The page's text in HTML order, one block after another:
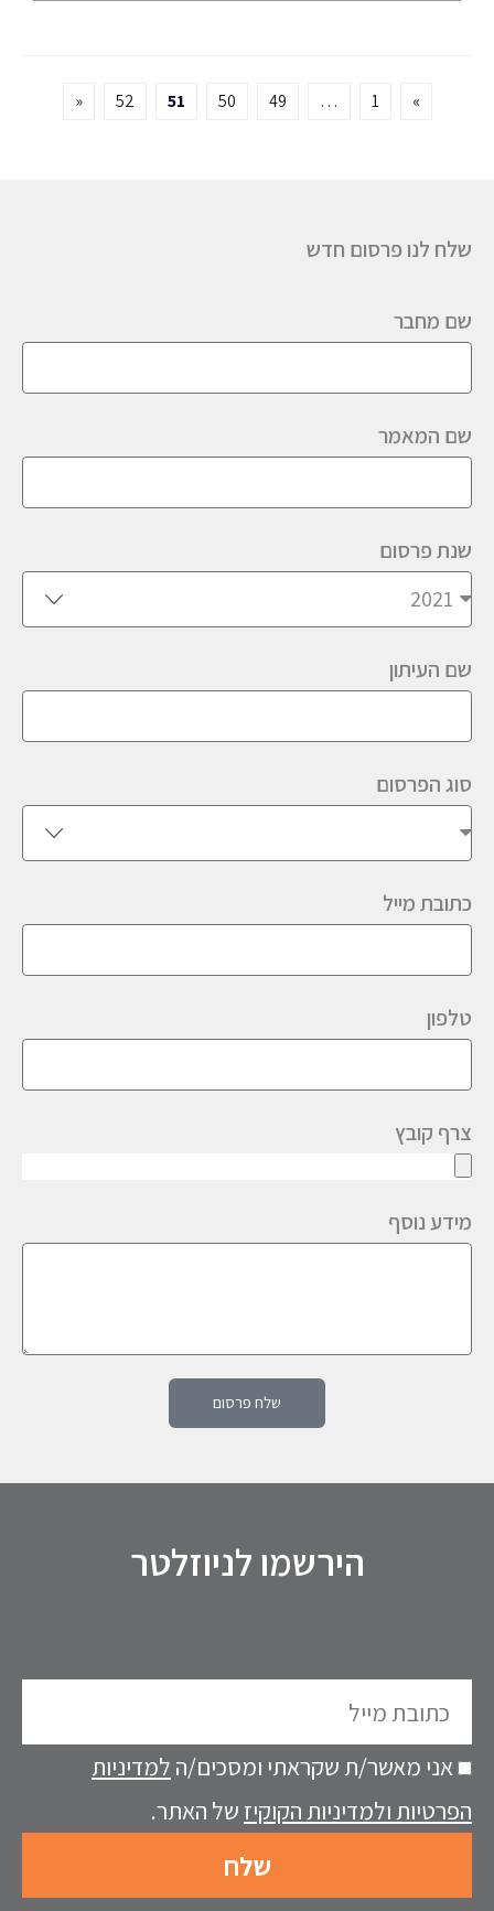
»
1
…
49
50
51
52
«
שלח לנו פרסום חדש
שם מחבר
שם המאמר
שנת פרסום
שם העיתון
סוג הפרסום
כתובת מייל
טלפון
צרף קובץ
מידע נוסף
שלח פרסום
הירשמו לניוזלטר
מייל
אני מאשר/ת שקראתי ומסכים/ה למדיניות
הפרטיות ולמדיניות הקוקיז של האתר.
שלח